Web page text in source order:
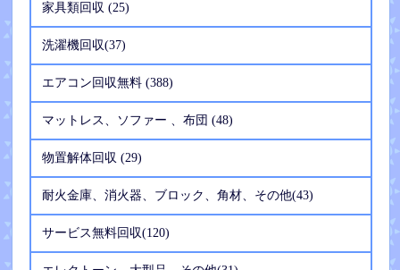
家具類回収 (25)
洗濯機回収(37)
エアコン回収無料 (388)
マットレス、ソファー 、布団 (48)
物置解体回収 (29)
耐火金庫、消火器、ブロック、角材、その他(43)
サービス無料回収(120)